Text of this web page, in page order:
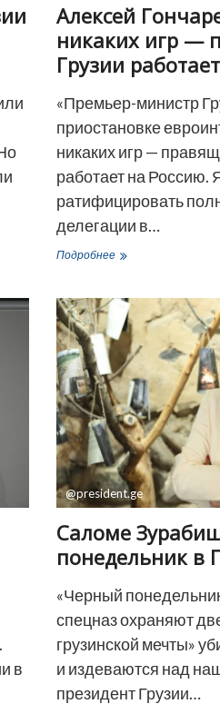
Алексей
никаких игр —
Грузии
«Премьер-министр
приостановке
никаких игр —
работает на Россию.
ратифицировать
делегации в…
ПодробнееАлексей
никаких
игр
—
правящая
партия
Грузии
работает
на
Россию»
в
@president.ge
Саломе
понедельник в
«Черный
спецназ охраняют
грузинской мечты»
и издеваются над
президент Грузии…